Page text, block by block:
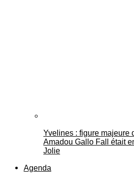
Yvelines : figure majeure
Amadou Gallo Fall était
Jolie
Agenda